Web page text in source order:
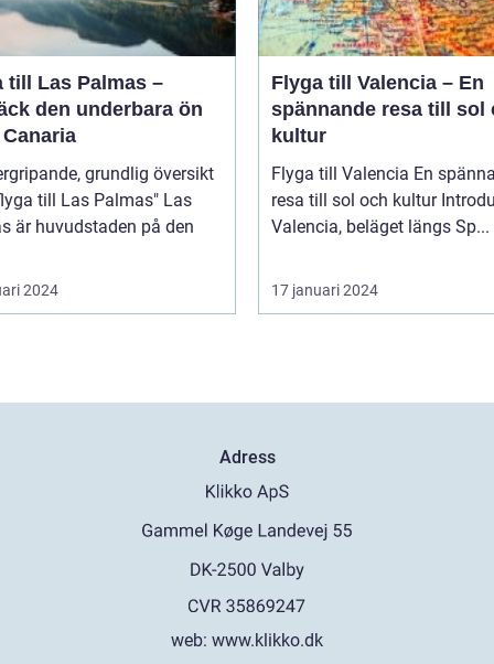
till Las Palmas –
den underbara ön
grundlig översikt
till Las Palmas" Las
är huvudstaden på den
2024
Flyga till Valencia – En
spännande resa till sol
kultur
Flyga till Valencia En spännande
resa till sol och kultur Introduktion
Valencia, beläget längs Sp...
17 januari 2024
Adress
web: www.klikko.dk